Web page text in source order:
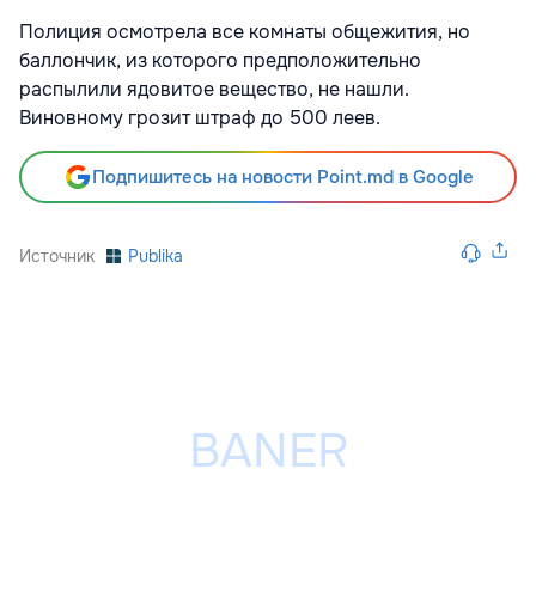
Полиция осмотрела все комнаты общежития, но
баллончик, из которого предположительно
распылили ядовитое вещество, не нашли.
Виновному грозит штраф до 500 леев.
Подпишитесь на новости Point.md в Google
Источник Publika